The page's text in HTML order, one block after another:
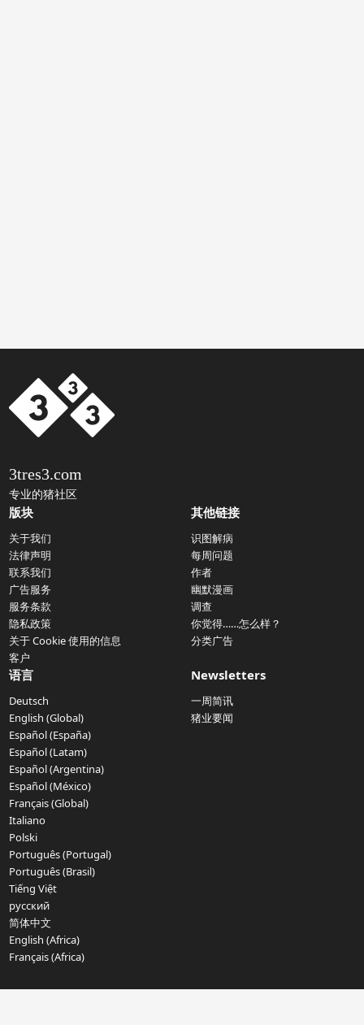
3tres3.com
专业的猪社区
版块
关于我们
法律声明
联系我们
广告服务
服务条款
隐私政策
关于 Cookie 使用的信息
客户
其他链接
识图解病
每周问题
作者
幽默漫画
调查
你觉得……怎么样？
分类广告
语言
Deutsch
English (Global)
Español (España)
Español (Latam)
Español (Argentina)
Español (México)
Français (Global)
Italiano
Polski
Português (Portugal)
Português (Brasil)
Tiếng Việt
русский
简体中文
English (Africa)
Français (Africa)
Newsletters
一周简讯
猪业要闻